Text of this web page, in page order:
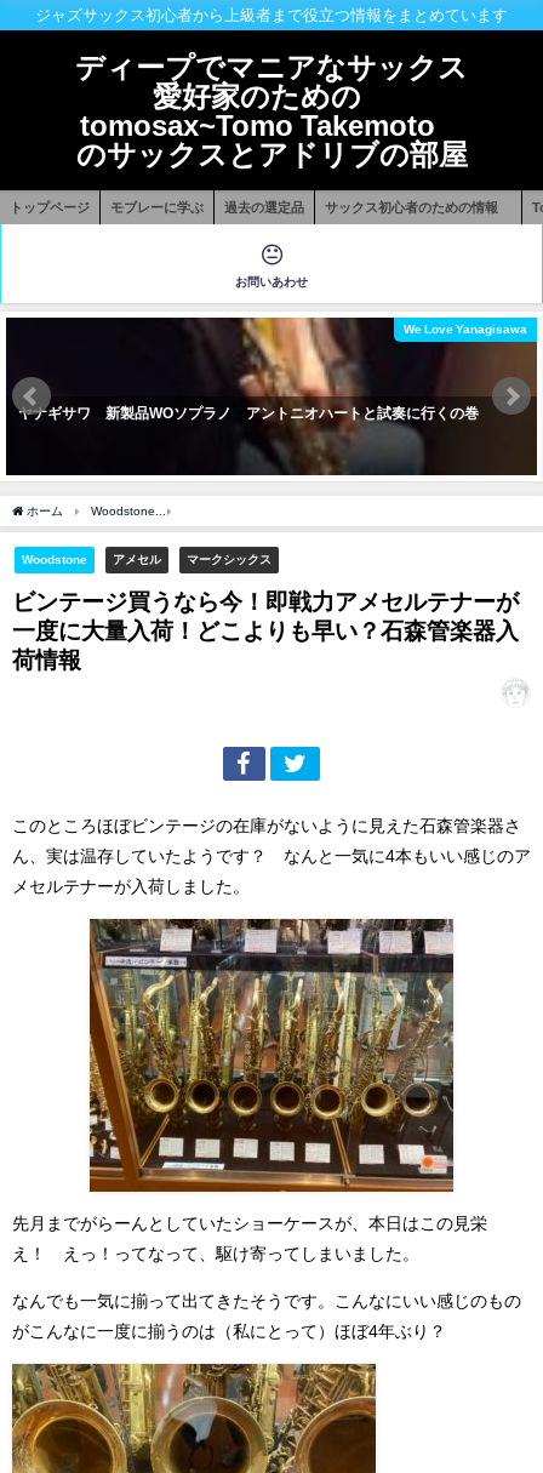
ジャズサックス初心者から上級者まで役立つ情報をまとめています
ディープでマニアなサックス
愛好家のための
tomosax~Tomo Takemoto
のサックスとアドリブの部屋
トップページ モブレーに学ぶ 過去の選定品 サックス初心者のための情報
お問いあわせ
We Love Yanagisawa
ヤナギサワ 新製品WOソプラノ アントニオハートと試奏に行くの巻
ホーム Woodstone
Woodstone アメセル マークシックス
ビンテージ買うなら今！即戦力アメセルテナーが
一度に大量入荷！どこよりも早い？石森管楽器入
荷情報
このところほぼビンテージの在庫がないように見えた石森管楽器さ
ん、実は温存していたようです？ なんと一気に4本もいい感じのア
メセルテナーが入荷しました。
先月までがらーんとしていたショーケースが、本日はこの見栄
え！ えっ！ってなって、駆け寄ってしまいました。
なんでも一気に揃って出てきたそうです。こんなにいい感じのもの
がこんなに一度に揃うのは（私にとって）ほぼ4年ぶり？